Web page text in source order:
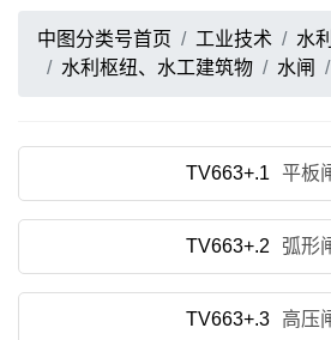
中图分类号首页 工业技术
水
水利枢纽、水工建筑物
水闸
TV663+.1 平板
TV663+.2 弧形
TV663+.3 高压